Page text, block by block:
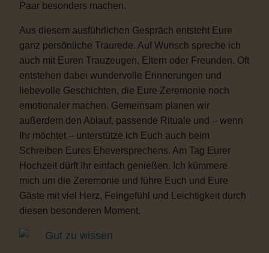
Paar besonders machen.
Aus diesem ausführlichen Gespräch entsteht Eure
ganz persönliche Traurede. Auf Wunsch spreche ich
auch mit Euren Trauzeugen, Eltern oder Freunden. Oft
entstehen dabei wundervolle Erinnerungen und
liebevolle Geschichten, die Eure Zeremonie noch
emotionaler machen. Gemeinsam planen wir
außerdem den Ablauf, passende Rituale und – wenn
Ihr möchtet – unterstütze ich Euch auch beim
Schreiben Eures Eheversprechens. Am Tag Eurer
Hochzeit dürft Ihr einfach genießen. Ich kümmere
mich um die Zeremonie und führe Euch und Eure
Gäste mit viel Herz, Feingefühl und Leichtigkeit durch
diesen besonderen Moment.
Gut zu wissen